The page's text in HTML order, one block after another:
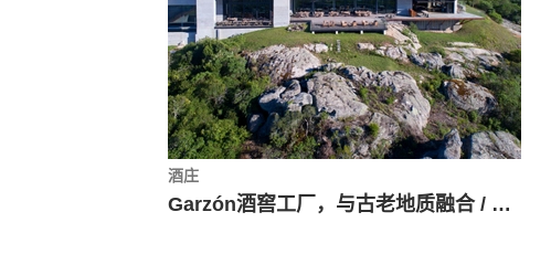
酒庄
Garzón酒窖工厂，与古老地质融合 / Bórmida & Yanzón